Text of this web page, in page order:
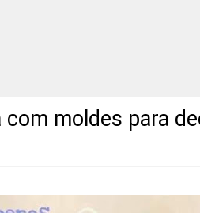
moldes para